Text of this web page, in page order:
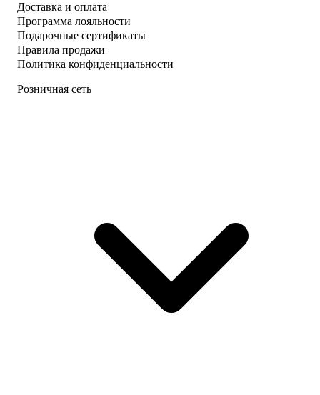
Доставка и оплата
Программа лояльности
Подарочные сертификаты
Правила продажи
Политика конфиденциальности
Розничная сеть